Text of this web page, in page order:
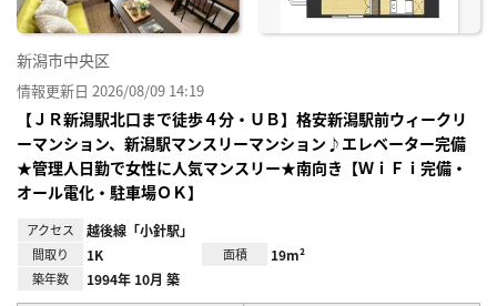
新潟市中央区
情報更新日 2026/08/09 14:19
【ＪＲ新潟駅北口まで徒歩４分・ＵＢ】格安新潟駅前ウィークリ
ーマンション、新潟駅マンスリーマンション♪エレベーター完備
★管理人日勤で女性に人気マンスリー★南向き【ＷｉＦｉ完備・
オール電化・駐車場ＯＫ】
アクセス 越後線「小針駅」
間取り 1K 面積 19m²
築年数 1994年 10月 築